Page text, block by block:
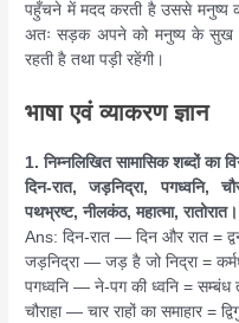
पहुँचने में मदद करती है उससे मनुष्य
अतः सड़क अपने को मनुष्य के सुख
रहती है तथा पड़ी रहेंगी।
भाषा एवं व्याकरण ज्ञान
1. निम्नलिखित सामासिक शब्दों का
दिन-रात, जड़निद्रा, पगध्वनि,
पथभ्रष्ट, नीलकंठ, महात्मा, रातोरात।
Ans: दिन-रात — दिन और रात =
जड़निद्रा — जड़ है जो निद्रा =
पगध्वनि — ने-पग की ध्वनि = सम्बंध
चौराहा — चार राहों का समाहार =